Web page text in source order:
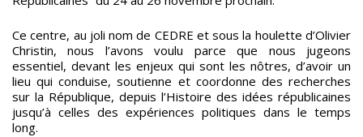
Ce centre, au joli nom de CEDRE et sous la houlette d’Olivier
Christin, nous l’avons voulu parce que nous jugeons
essentiel, devant les enjeux qui sont les nôtres, d’avoir un
lieu qui conduise, soutienne et coordonne des recherches
sur la République, depuis l’Histoire des idées républicaines
jusqu’à celles des expériences politiques dans le temps
long.